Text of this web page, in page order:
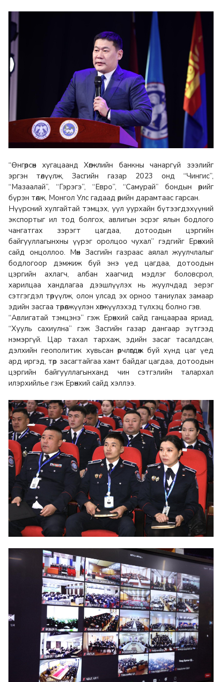
“Өнгөрсөн хугацаанд Хөгжлийн банкны чанаргүй зээлийг
эргэн төлүүлж, Засгийн газар 2023 онд “Чингис”,
“Мазаалай”, “Гэрэгэ”, “Евро”, “Самурай” бондын өрийг
бүрэн төлж, Монгол Улс гадаад өрийн дарамтаас гарсан.
Нүүрсний хулгайтай тэмцэх, уул уурхайн бүтээгдэхүүний
экспортыг ил тод болгох, авлигын эсрэг ялын бодлого
чангатгах зэрэгт цагдаа, дотоодын цэргийн
байгууллагынхны үүрэг оролцоо чухал” гэдгийг Ерөнхий
сайд онцоллоо. Мөн Засгийн газраас аялал жуулчлалыг
бодлогоор дэмжиж буй энэ үед цагдаа, дотоодын
цэргийн ахлагч, албан хаагчид мэдлэг боловсрол,
харилцаа хандлагаа дээшлүүлэх нь жуулчдад эерэг
сэтгэгдэл төрүүлж, олон улсад эх орноо таниулах замаар
эдийн засгаа төрөлжүүлэн хөгжүүлэхэд түлхэц болно гэв.
“Авлигатай тэмцэнэ” гэж Ерөнхий сайд ганцаараа яриад,
“Хууль сахиулна” гэж Засгийн газар дангаар зүтгээд
нэмэргүй. Цар тахал тархаж, эдийн засаг тасалдсан,
дэлхийн геополитик хувьсан өөрчлөгдөж буй хүнд цаг үед
ард иргэд, төр засагтайгаа хамт байдаг цагдаа, дотоодын
цэргийн байгууллагынханд чин сэтгэлийн талархал
илэрхийлье гэж Ерөнхий сайд хэллээ.